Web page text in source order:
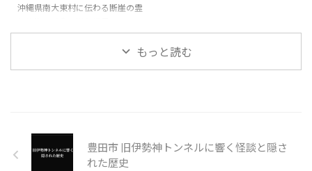
沖縄県南大東村に伝わる断崖の霊
もっと読む
豊田市 旧伊勢神トンネルに響く怪談と隠さ
れた歴史